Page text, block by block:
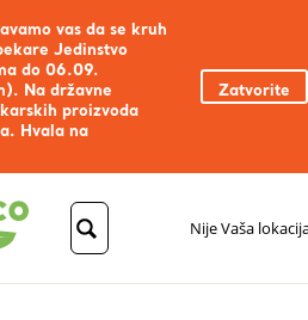
vas da se kruh
Jedinstvo
do 06.09.
Na državne
proizvoda
Hvala na
Zatvorite
Nije Vaša